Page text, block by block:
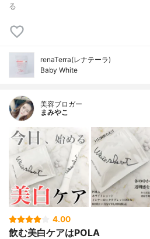
る
renaTerra(レナテーラ)
Baby White
美容ブロガー
まみやこ
4.00
飲む美白ケアはPOLA